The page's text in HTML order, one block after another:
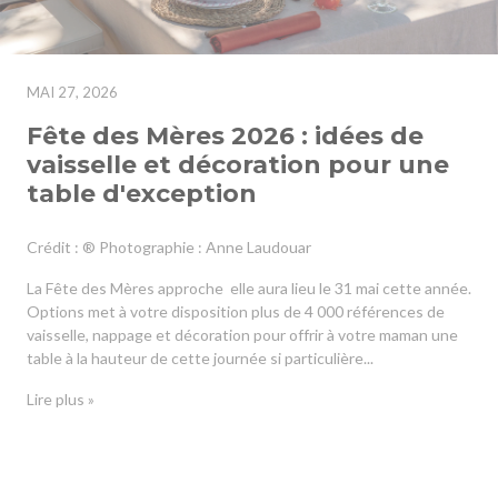
MAI 27, 2026
Fête des Mères 2026 : idées de
vaisselle et décoration pour une
table d'exception
Crédit : ® Photographie : Anne Laudouar
La Fête des Mères approche elle aura lieu le 31 mai cette année.
Options met à votre disposition plus de 4 000 références de
vaisselle, nappage et décoration pour offrir à votre maman une
table à la hauteur de cette journée si particulière...
Lire plus »